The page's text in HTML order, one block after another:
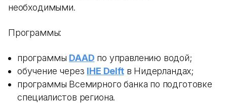
необходимыми.
Программы:
программы DAAD по управлению водой;
обучение через IHE Delftв Нидерландах;
программы Всемирного банка по подготовке
специалистов региона.